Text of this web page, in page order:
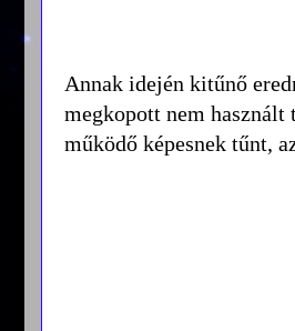
Annak idején kitűnő
megkopott nem használt
működő képesnek tűnt,